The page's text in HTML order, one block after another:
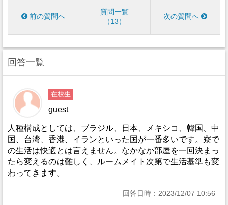
前の質問へ
質問一覧
13
次の質問へ
回答一覧
在校生
guest
人種構成としては、ブラジル、日本、メキシコ、韓国、中
国、台湾、香港、イランといった国が一番多いです。寮で
の生活は快適とは言えません。なかなか部屋を一回決まっ
たら変えるのは難しく、ルームメイト次第で生活基準も変
わってきます。
回答日時：2023/12/07 10:56